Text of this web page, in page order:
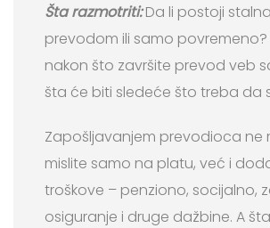
Šta razmotriti:Da li postoji
prevodom ili samo povremeno?
nakon što završite prevod veb
šta će biti sledeće što treba da
Zapošljavanjem prevodioca ne
mislite samo na platu, već i
troškove – penziono, socijalno,
osiguranje i druge dažbine. A